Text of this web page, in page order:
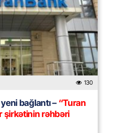
130
bağlantı –“Turan
şirkətinin rəhbəri